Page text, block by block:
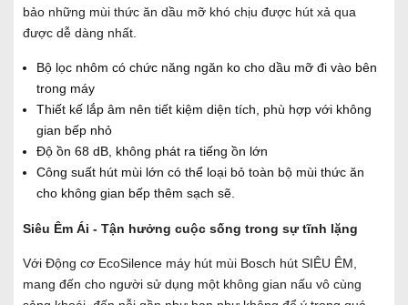
bảo những mùi thức ăn dầu mỡ khó chịu được hút xả qua
được dễ dàng nhất.
Bộ lọc nhôm có chức năng ngăn ko cho dầu mỡ đi vào bên
trong máy
Thiết kế lắp âm nên tiết kiệm diện tích, phù hợp với không
gian bếp nhỏ
Độ ồn 68 dB, không phát ra tiếng ồn lớn
Công suất hút mùi lớn có thể loại bỏ toàn bộ mùi thức ăn
cho không gian bếp thêm sạch sẽ.
Siêu Êm Ái - Tận hưởng cuộc sống trong sự tĩnh lặng
Với Động cơ EcoSilence máy hút mùi Bosch hút SIÊU ÊM,
mang đến cho người sử dụng một không gian nấu vô cùng